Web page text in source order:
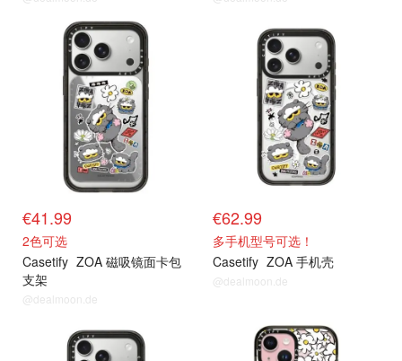
抢货直达
€41.99
2色可选
Casetify ZOA 磁吸镜面卡包
支架
@dealmoon.de
€62.99
多手机型号可选！
Casetify ZOA 手机壳
@dealmoon.de
抢货直达